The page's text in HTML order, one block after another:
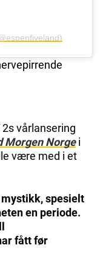
vårlansering
Morgen Norgei
være med i et
spesielt
en periode.
fått før